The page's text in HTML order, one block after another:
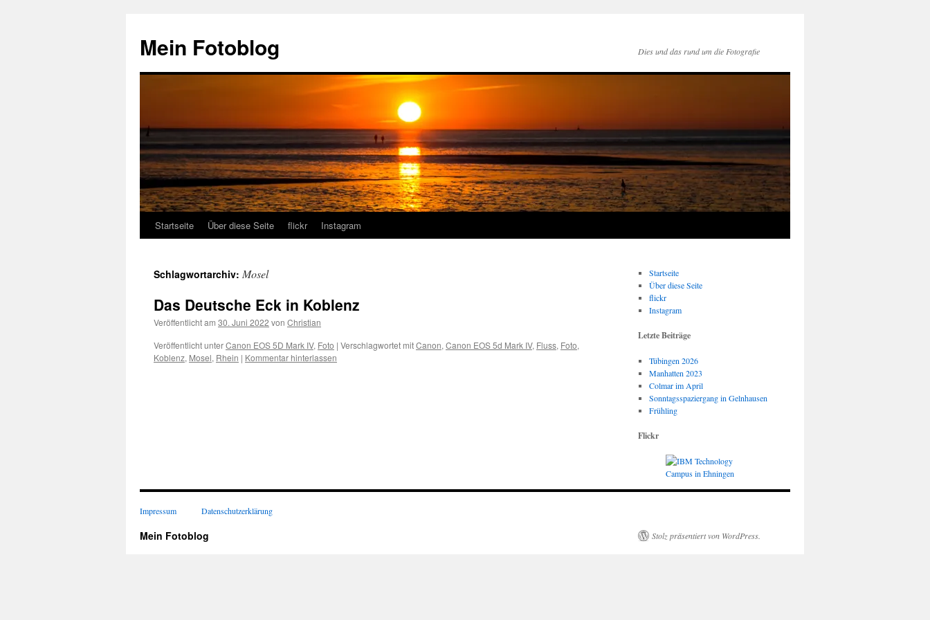
springen
Mein Fotoblog Dies und das rund um die Fotografie
Startseite Über diese Seite flickr Instagram
Schlagwortarchiv: Mosel
Das Deutsche Eck in Koblenz
Veröffentlicht am 30. Juni 2022 von Christian
Veröffentlicht unterCanon EOS 5D Mark IV, Foto | Verschlagwortet mitCanon, Canon EOS 5d Mark IV, Fluss, Foto,
Koblenz, Mosel, Rhein | Kommentar hinterlassen
Startseite
Über diese Seite
flickr
Instagram
Letzte Beiträge
Tübingen 2026
Manhatten 2023
Colmar im April
Sonntagsspaziergang in Gelnhausen
Frühling
Flickr
Impressum Datenschutzerklärung
Mein Fotoblog Stolz präsentiert von WordPress.